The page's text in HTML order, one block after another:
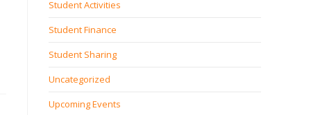
Student Activities
Student Finance
Student Sharing
Uncategorized
Upcoming Events